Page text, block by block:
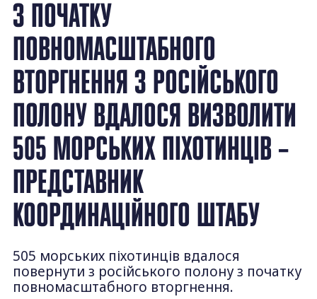
З ПОЧАТКУ
ПОВНОМАСШТАБНОГО
ВТОРГНЕННЯ З РОСІЙСЬКОГО
ПОЛОНУ ВДАЛОСЯ ВИЗВОЛИТИ
505 МОРСЬКИХ ПІХОТИНЦІВ –
ПРЕДСТАВНИК
КООРДИНАЦІЙНОГО ШТАБУ
505 морських піхотинців вдалося
повернути з російського полону з початку
повномасштабного вторгнення.